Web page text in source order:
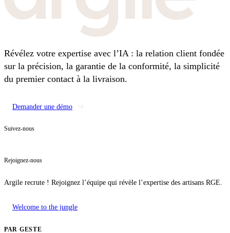
Révélez votre expertise avec l’IA : la relation client fondée
sur la précision, la garantie de la conformité, la simplicité
du premier contact à la livraison.
Demander une démo
Suivez-nous
Rejoignez-nous
Argile recrute ! Rejoignez l’équipe qui révèle l’expertise des artisans RGE.
Welcome to the jungle
PAR GESTE